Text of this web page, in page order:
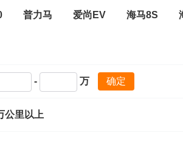
普力马 爱尚EV 海马8S
- 万 确定
公里以上